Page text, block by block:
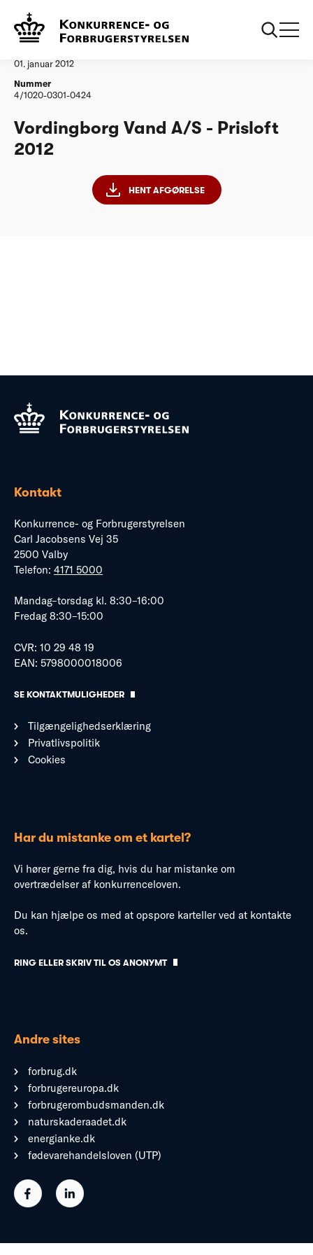
Vandtilsyn
01. januar 2012
Nummer
4/1020-0301-0424
Vordingborg Vand A/S - Prisloft
2012
HENT AFGØRELSE
Kontakt
Konkurrence- og Forbrugerstyrelsen
Carl Jacobsens Vej 35
2500 Valby
Telefon: 4171 5000
Mandag–torsdag kl. 8:30–16:00
Fredag 8:30–15:00
CVR: 10 29 48 19
EAN: 5798000018006
SE KONTAKTMULIGHEDER
Tilgængelighedserklæring
Privatlivspolitik
Cookies
Har du mistanke om et kartel?
Vi hører gerne fra dig, hvis du har mistanke om
overtrædelser af konkurrenceloven.
Du kan hjælpe os med at opspore karteller ved at kontakte
os.
RING ELLER SKRIV TIL OS ANONYMT
Andre sites
forbrug.dk
forbrugereuropa.dk
forbrugerombudsmanden.dk
naturskaderaadet.dk
energianke.dk
fødevarehandelsloven (UTP)